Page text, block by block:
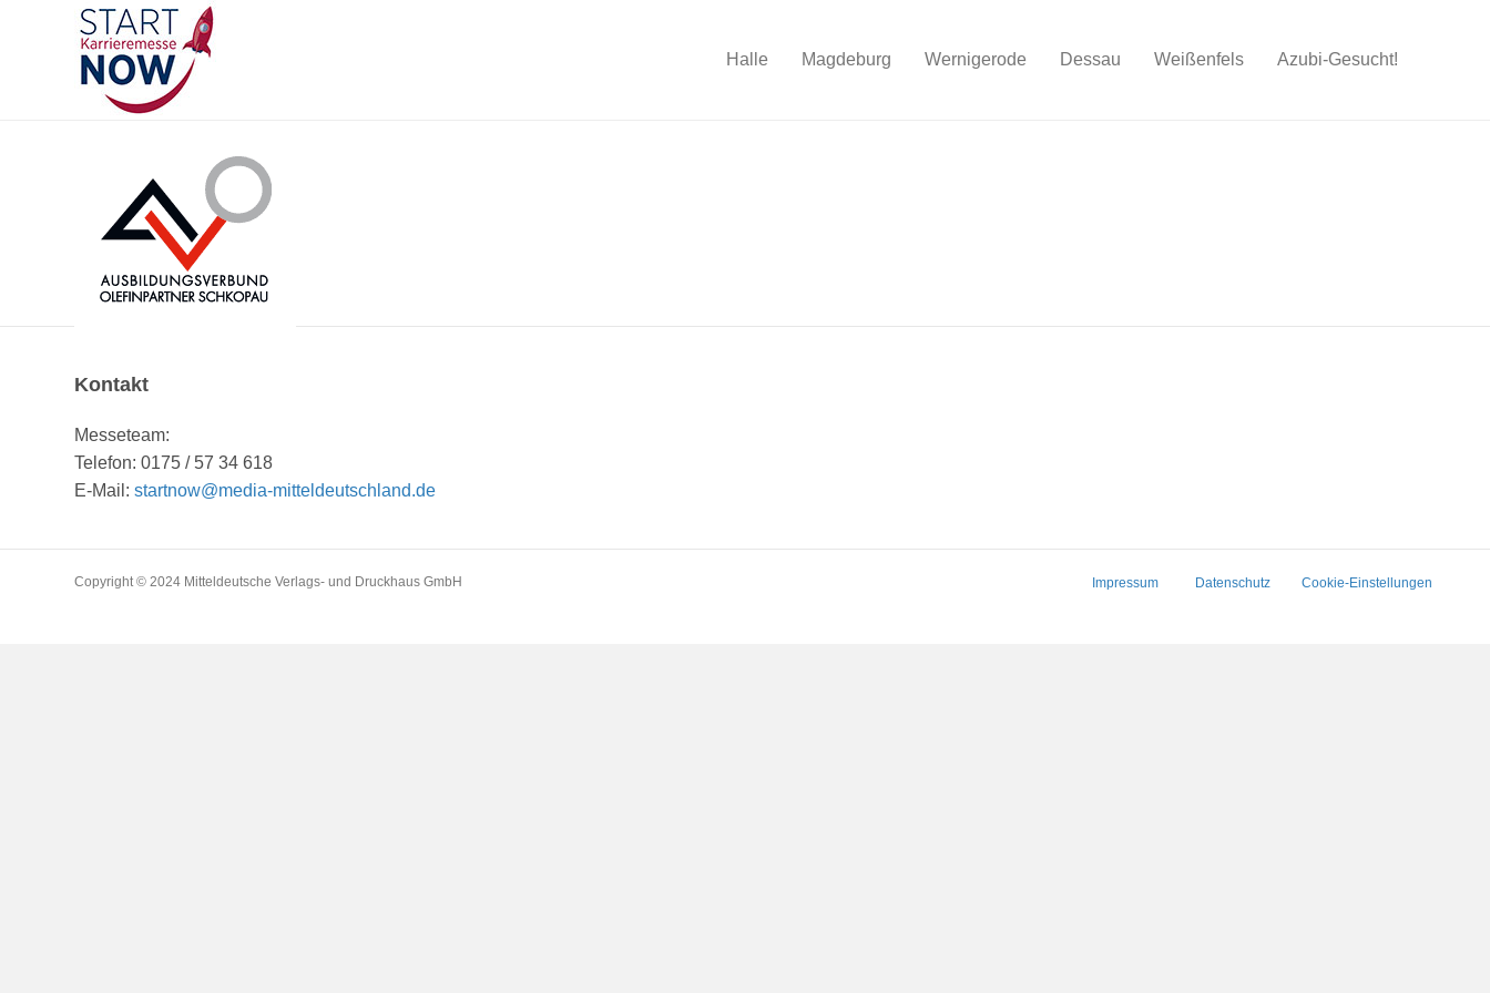
Halle Magdeburg Wernigerode Dessau Weißenfels Azubi-Gesucht!
Kontakt
Messeteam:
Telefon: 0175 / 57 34 618
E-Mail:startnow@media-mitteldeutschland.de
Copyright © 2024 Mitteldeutsche Verlags- und Druckhaus GmbH Impressum Datenschutz Cookie-Einstellungen